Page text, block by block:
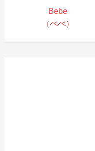
Bebe
（べべ）